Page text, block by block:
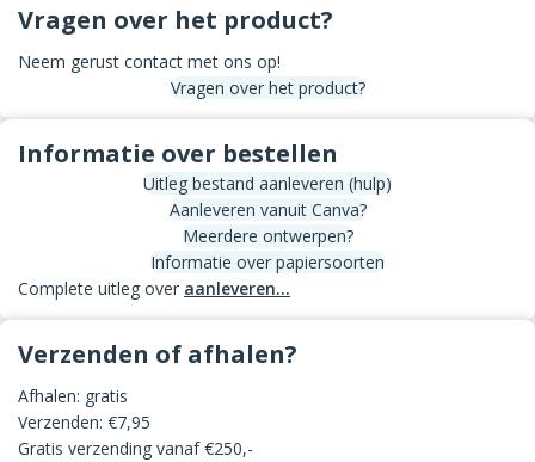
Vragen over het product?
Neem gerust contact met ons op!
Vragen over het product?
Informatie over bestellen
Uitleg bestand aanleveren (hulp)
Aanleveren vanuit Canva?
Meerdere ontwerpen?
Informatie over papiersoorten
Complete uitleg over aanleveren...
Verzenden of afhalen?
Afhalen: gratis
Verzenden: €7,95
Gratis verzending vanaf €250,-